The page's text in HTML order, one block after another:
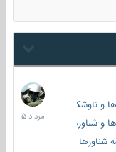
و ناوشکن‌ها
شناورهای گشتی
2
مرداد
1405